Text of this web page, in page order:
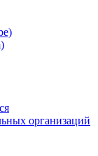
организаций